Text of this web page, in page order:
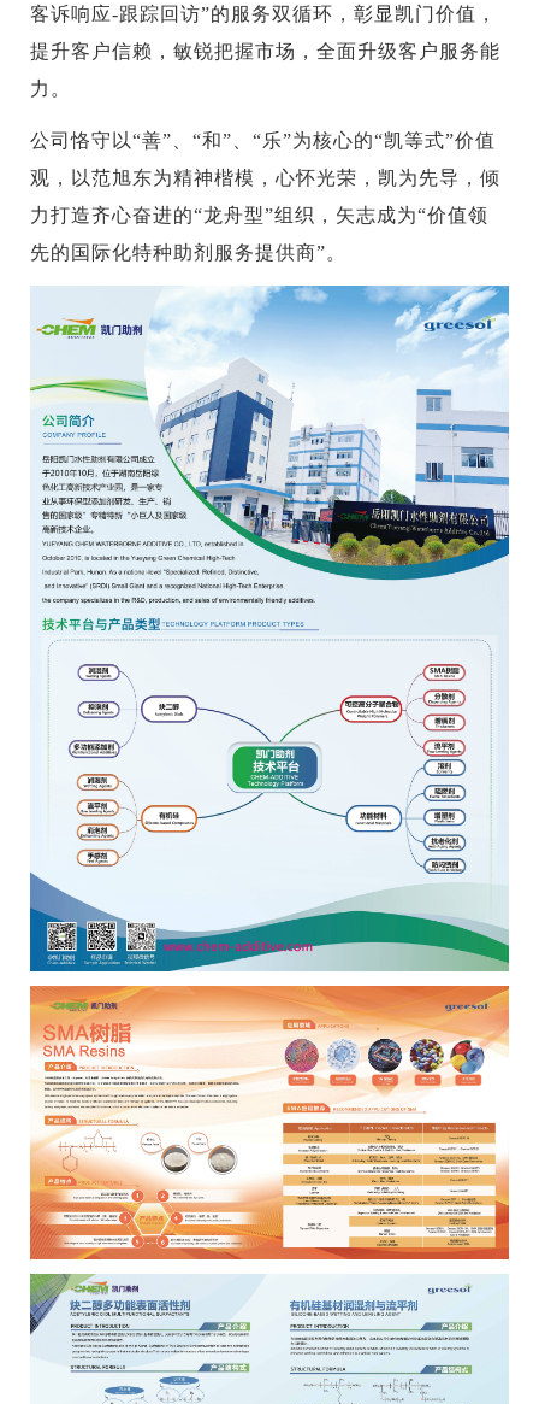
客诉响应-跟踪回访”的服务双循环，彰显凯门价值，
提升客户信赖，敏锐把握市场，全面升级客户服务能
力。
公司恪守以“善”、“和”、“乐”为核心的“凯等式”价值
观，以范旭东为精神楷模，心怀光荣，凯为先导，倾
力打造齐心奋进的“龙舟型”组织，矢志成为“价值领
先的国际化特种助剂服务提供商”。